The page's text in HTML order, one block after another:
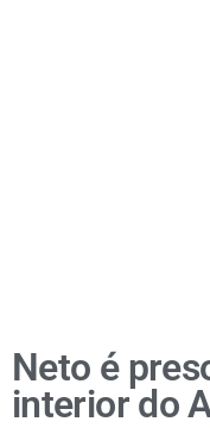
Neto é
interior do